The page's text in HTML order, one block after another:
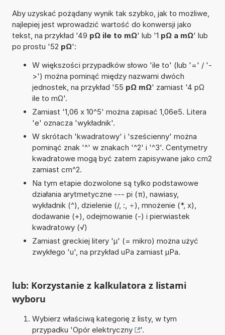
Aby uzyskać pożądany wynik tak szybko, jak to możliwe,
najlepiej jest wprowadzić wartość do konwersji jako
tekst, na przykład '49 pΩ ile to mΩ' lub '1 pΩ a mΩ' lub
po prostu '52 pΩ':
W większości przypadków słowo 'ile to' (lub '=' / '-
>') można pominąć między nazwami dwóch
jednostek, na przykład '55 pΩ mΩ' zamiast '4 pΩ
ile to mΩ'.
Zamiast '1,06 x 10^5' można zapisać 1,06e5. Litera
'e' oznacza 'wykładnik'.
W skrótach 'kwadratowy' i 'sześcienny' można
pominąć znak '^' w znakach '^2' i '^3'. Centymetry
kwadratowe mogą być zatem zapisywane jako cm2
zamiast cm^2.
Na tym etapie dozwolone są tylko podstawowe
działania arytmetyczne --- pi (π), nawiasy,
wykładnik (^), dzielenie (/, :, ÷), mnożenie (*, x),
dodawanie (+), odejmowanie (-) i pierwiastek
kwadratowy (√)
Zamiast greckiej litery 'µ' (= mikro) można użyć
zwykłego 'u', na przykład uPa zamiast µPa.
lub: Korzystanie z kalkulatora z listami
wyboru
Wybierz właściwą kategorię z listy, w tym
przypadku 'Opór elektryczny
'.